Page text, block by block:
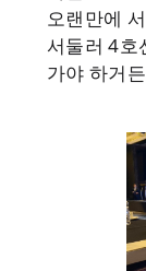
오랜만에
서둘러 4호
가야 하거